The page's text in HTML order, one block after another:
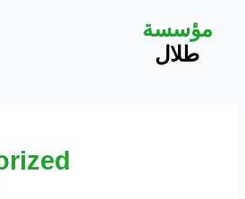
المحتوى
مؤسسة
طلال